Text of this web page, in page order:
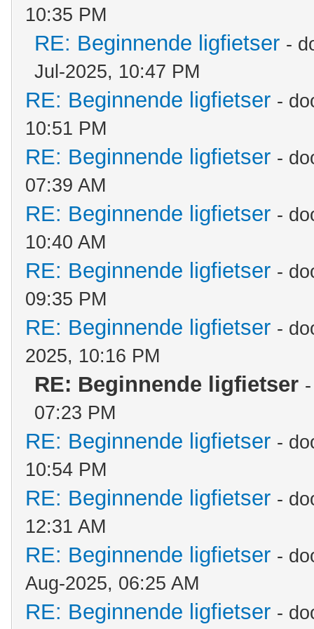
10:35 PM
RE: Beginnende ligfietser -
Jul-2025, 10:47 PM
RE: Beginnende ligfietser -
10:51 PM
RE: Beginnende ligfietser -
07:39 AM
RE: Beginnende ligfietser -
10:40 AM
RE: Beginnende ligfietser -
09:35 PM
RE: Beginnende ligfietser -
2025, 10:16 PM
RE: Beginnende ligfietser
07:23 PM
RE: Beginnende ligfietser -
10:54 PM
RE: Beginnende ligfietser -
12:31 AM
RE: Beginnende ligfietser -
Aug-2025, 06:25 AM
RE: Beginnende ligfietser -